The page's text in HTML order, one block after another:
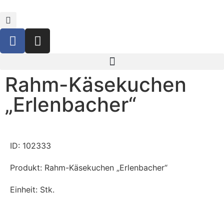
Rahm-Käsekuchen
„Erlenbacher“
ID: 102333
Produkt: Rahm-Käsekuchen „Erlenbacher“
Einheit: Stk.